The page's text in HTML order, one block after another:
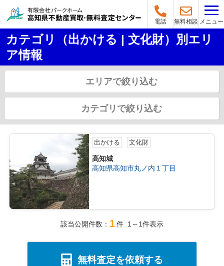
電話 無料相談 メニュー
カテゴリ（出かける | 文化財）別エリ
ア情報
エリアで絞り込む
カテゴリで絞り込む
出かける 文化財
高知城
高知県高知市丸ノ内１丁目
該当公開件数： 1件 1～1件表示
無料査定を依頼する